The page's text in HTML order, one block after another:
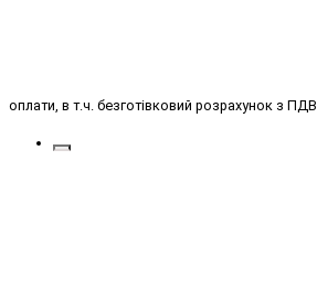
оплати, в т.ч. безготівковий розрахунок з ПДВ